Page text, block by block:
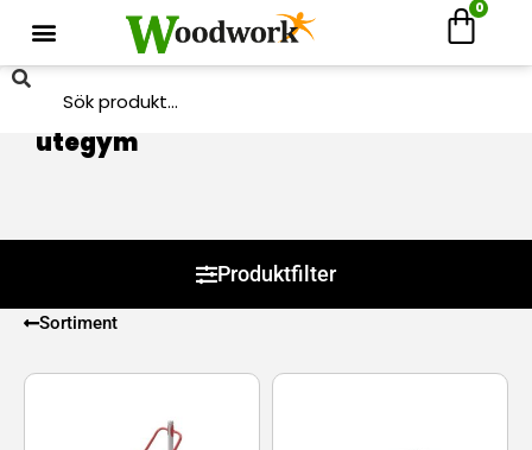
0
Hem/Produkter/ Produkter märkta ”utegym”
utegym
Produktfilter
Sortiment